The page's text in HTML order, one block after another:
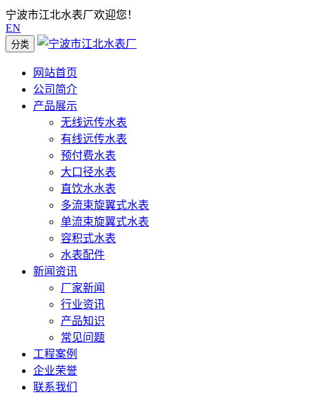
宁波市江北水表厂欢迎您！
EN
分类
网站首页
公司简介
产品展示
无线远传水表
有线远传水表
预付费水表
大口径水表
直饮水水表
多流束旋翼式水表
单流束旋翼式水表
容积式水表
水表配件
新闻资讯
厂家新闻
行业资讯
产品知识
常见问题
工程案例
企业荣誉
联系我们